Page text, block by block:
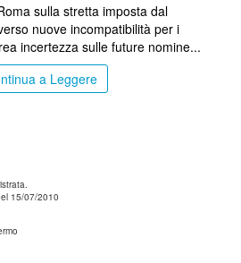
sulla stretta imposta dal
nuove incompatibilità per i
incertezza sulle future nomine...
a Leggere
15/07/2010